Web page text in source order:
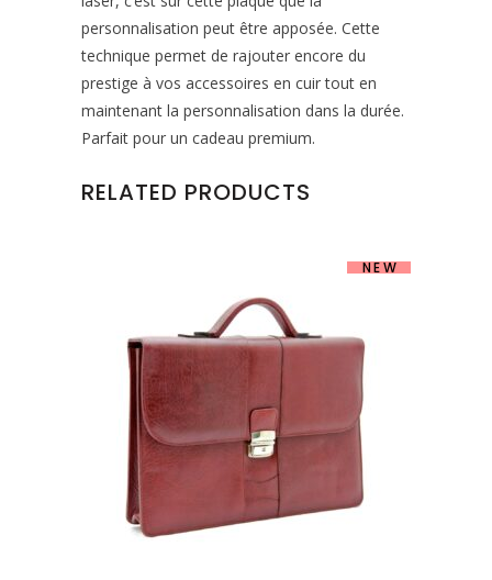
personnalisation peut être apposée. Cette
technique permet de rajouter encore du
prestige à vos accessoires en cuir tout en
maintenant la personnalisation dans la durée.
Parfait pour un cadeau premium.
RELATED PRODUCTS
NEW